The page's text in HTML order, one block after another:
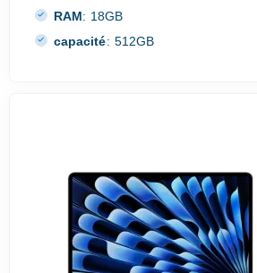
RAM: 18GB
capacité: 512GB